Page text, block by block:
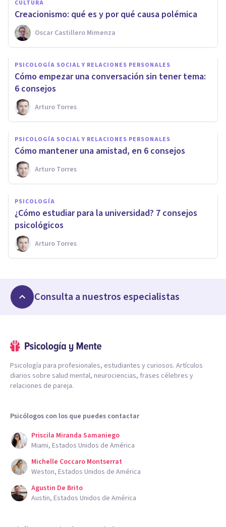
CULTURA
Creacionismo: qué es y por qué causa polémica
Oscar Castillero Mimenza
PSICOLOGÍA SOCIAL Y RELACIONES PERSONALES
Cómo empezar una conversación sin tener tema:
6 consejos
Arturo Torres
PSICOLOGÍA SOCIAL Y RELACIONES PERSONALES
Cómo mantener una amistad, en 6 consejos
Arturo Torres
PSICOLOGÍA
¿Cómo estudiar para la universidad? 7 consejos
psicológicos
Arturo Torres
Consulta a nuestros especialistas
Psicología para profesionales, estudiantes y curiosos. Artículos
diarios sobre salud mental, neurociencias, frases célebres y
relaciones de pareja.
Psicólogos con los que puedes contactar
Priscila Miranda Samaniego
Miami, Estados Unidos de América
Michelle Coccaro Montserrat
Weston, Estados Unidos de América
Agustin De Brito
Austin, Estados Unidos de América